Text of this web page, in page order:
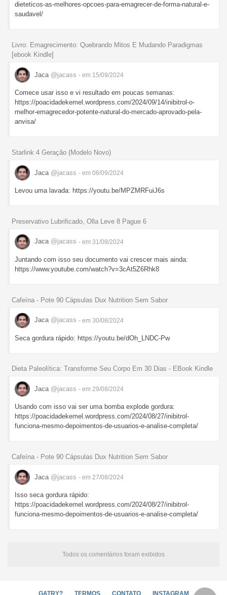
dieteticos-as-melhores-opcoes-para-emagrecer-de-forma-natural-e-
saudavel/
Livro: Emagrecimento: Quebrando Mitos E Mudando Paradigmas
[ebook Kindle]
Jaca @jacass - em 15/09/2024
Comece usar isso e vi resultado em poucas semanas:
https://poacidadekemel.wordpress.com/2024/09/14/inibitrol-o-
melhor-emagrecedor-potente-natural-do-mercado-aprovado-pela-
anvisa/
Starlink 4 Geração (Modelo Novo)
Jaca @jacass - em 06/09/2024
Levou uma lavada: https://youtu.be/MPZMRFuiJ6s
Preservativo Lubrificado, Olla Leve 8 Pague 6
Jaca @jacass - em 31/08/2024
Juntando com isso seu documento vai crescer mais ainda:
https://www.youtube.com/watch?v=3cAt5Z6Rhk8
Cafeína - Pote 90 Cápsulas Dux Nutrition Sem Sabor
Jaca @jacass - em 30/08/2024
Seca gordura rápido: https://youtu.be/dOh_LNDC-Pw
Dieta Paleolítica: Transforme Seu Corpo Em 30 Dias - EBook Kindle
Jaca @jacass - em 29/08/2024
Usando com isso vai ser uma bomba explode gordura:
https://poacidadekemel.wordpress.com/2024/08/27/inibitrol-
funciona-mesmo-depoimentos-de-usuarios-e-analise-completa/
Cafeína - Pote 90 Cápsulas Dux Nutrition Sem Sabor
Jaca @jacass - em 27/08/2024
Isso seca gordura rápido:
https://poacidadekemel.wordpress.com/2024/08/27/inibitrol-
funciona-mesmo-depoimentos-de-usuarios-e-analise-completa/
Todos os comentários foram exibidos
GATRY? TERMOS CONTATO INSTAGRAM